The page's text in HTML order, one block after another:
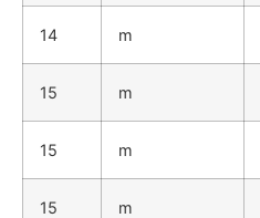
14 m
15 m
15 m
15 m